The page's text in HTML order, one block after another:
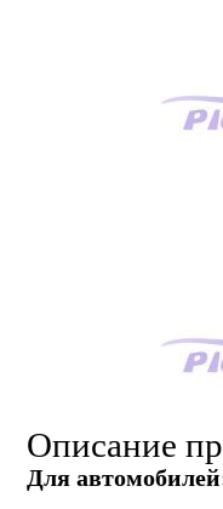
Описание
Для